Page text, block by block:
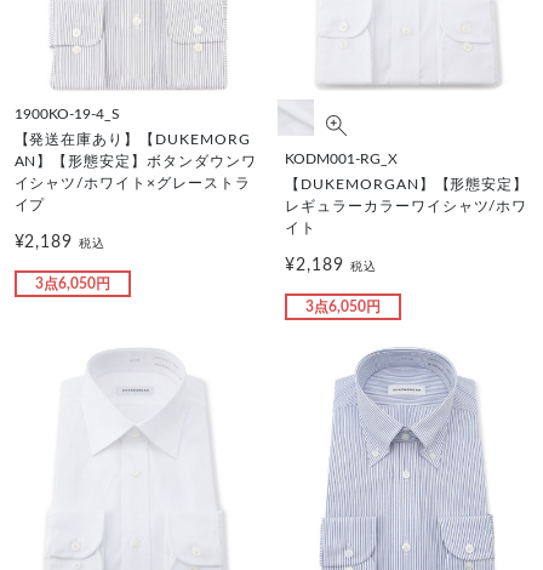
1900KO-19-4_S
【発送在庫あり】【DUKEMORG
AN】【形態安定】ボタンダウンワ
イシャツ/ホワイト×グレーストラ
イプ
¥2,189税込
3点6,050円
KODM001-RG_X
【DUKEMORGAN】【形態安定】
レギュラーカラーワイシャツ/ホワ
イト
¥2,189 税込
3点6,050円